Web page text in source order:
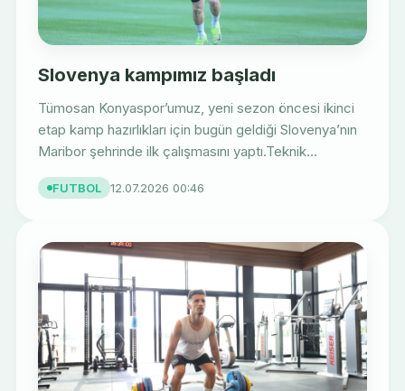
Slovenya kampımız başladı
Tümosan Konyaspor’umuz, yeni sezon öncesi ikinci
etap kamp hazırlıkları için bugün geldiği Slovenya’nın
Maribor şehrinde ilk çalışmasını yaptı.Teknik...
FUTBOL 12.07.2026 00:46